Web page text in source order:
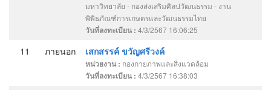
มหาวิทยาลัย - กองส่งเสริมศิลปวัฒนธรรม - งาน
พิพิธภัณฑ์การเกษตรและวัฒนธรรมไทย
วันที่ลงทะเบียน : 4/3/2567 16:06:25
11 ภายนอก เสกสรรค์ ขวัญศรีวงค์
หน่วยงาน : กองกายภาพและสิ่งแวดล้อม
วันที่ลงทะเบียน : 4/3/2567 16:38:03